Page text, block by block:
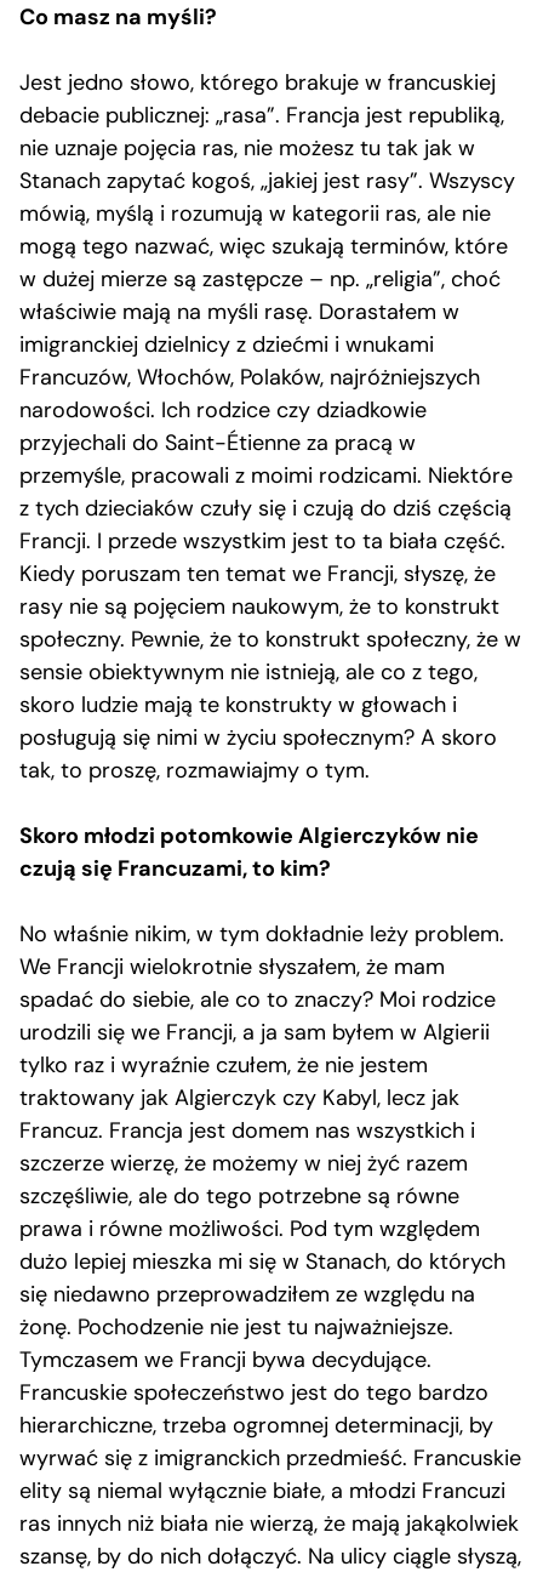
Co masz na myśli?
Jest jedno słowo, którego brakuje w francuskiej
debacie publicznej: „rasa”. Francja jest republiką,
nie uznaje pojęcia ras, nie możesz tu tak jak w
Stanach zapytać kogoś, „jakiej jest rasy”. Wszyscy
mówią, myślą i rozumują w kategorii ras, ale nie
mogą tego nazwać, więc szukają terminów, które
w dużej mierze są zastępcze – np. „religia”, choć
właściwie mają na myśli rasę. Dorastałem w
imigranckiej dzielnicy z dziećmi i wnukami
Francuzów, Włochów, Polaków, najróżniejszych
narodowości. Ich rodzice czy dziadkowie
przyjechali do Saint-Étienne za pracą w
przemyśle, pracowali z moimi rodzicami. Niektóre
z tych dzieciaków czuły się i czują do dziś częścią
Francji. I przede wszystkim jest to ta biała część.
Kiedy poruszam ten temat we Francji, słyszę, że
rasy nie są pojęciem naukowym, że to konstrukt
społeczny. Pewnie, że to konstrukt społeczny, że w
sensie obiektywnym nie istnieją, ale co z tego,
skoro ludzie mają te konstrukty w głowach i
posługują się nimi w życiu społecznym? A skoro
tak, to proszę, rozmawiajmy o tym.
Skoro młodzi potomkowie Algierczyków nie
czują się Francuzami, to kim?
No właśnie nikim, w tym dokładnie leży problem.
We Francji wielokrotnie słyszałem, że mam
spadać do siebie, ale co to znaczy? Moi rodzice
urodzili się we Francji, a ja sam byłem w Algierii
tylko raz i wyraźnie czułem, że nie jestem
traktowany jak Algierczyk czy Kabyl, lecz jak
Francuz. Francja jest domem nas wszystkich i
szczerze wierzę, że możemy w niej żyć razem
szczęśliwie, ale do tego potrzebne są równe
prawa i równe możliwości. Pod tym względem
dużo lepiej mieszka mi się w Stanach, do których
się niedawno przeprowadziłem ze względu na
żonę. Pochodzenie nie jest tu najważniejsze.
Tymczasem we Francji bywa decydujące.
Francuskie społeczeństwo jest do tego bardzo
hierarchiczne, trzeba ogromnej determinacji, by
wyrwać się z imigranckich przedmieść. Francuskie
elity są niemal wyłącznie białe, a młodzi Francuzi
ras innych niż biała nie wierzą, że mają jakąkolwiek
szansę, by do nich dołączyć. Na ulicy ciągle słyszą,